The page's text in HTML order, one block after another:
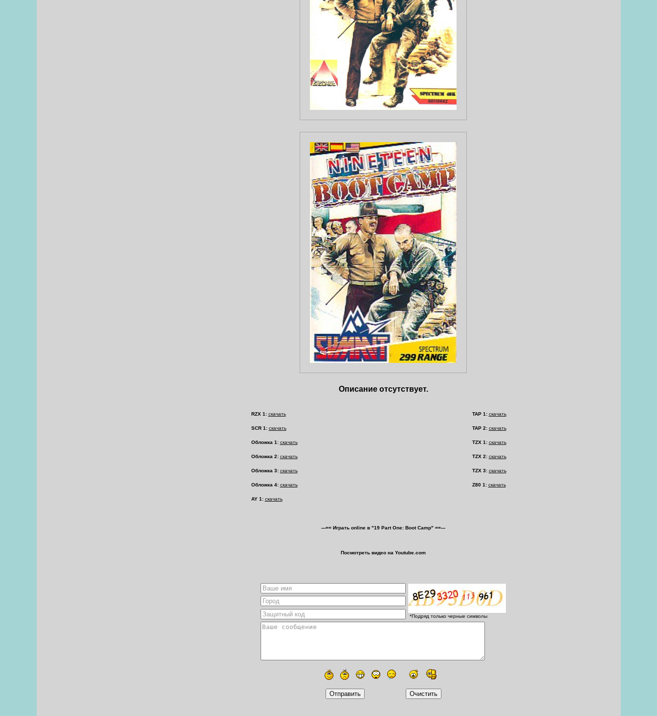
Описание отсутствует.
RZX 1: скачать
SCR 1: скачать
Обложка 1: скачать
Обложка 2: скачать
Обложка 3: скачать
Обложка 4: скачать
AY 1: скачать
TAP 1: скачать
TAP 2: скачать
TZX 1: скачать
TZX 2: скачать
TZX 3: скачать
Z80 1: скачать
---== Играть online в "19 Part One: Boot Camp" ==---
Посмотреть видео на Youtube.com
*Подряд только черные символы